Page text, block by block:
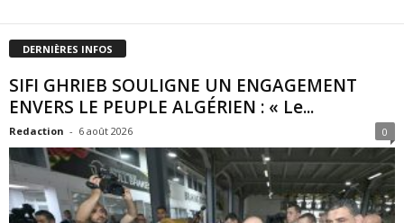
DERNIÈRES INFOS
SIFI GHRIEB SOULIGNE UN ENGAGEMENT
ENVERS LE PEUPLE ALGÉRIEN : « Le...
Redaction - 6 août 2026 0